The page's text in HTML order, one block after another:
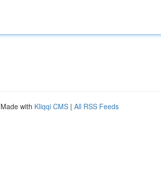
with Kliqqi CMS | All RSS Feeds